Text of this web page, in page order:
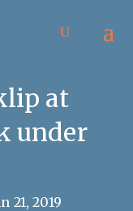
at
under
21, 2019